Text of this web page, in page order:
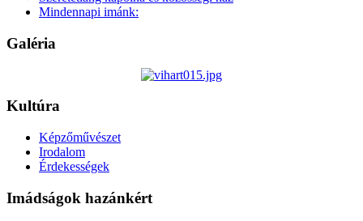
Mindennapi imánk:
Galéria
Kultúra
Képzőművészet
Irodalom
Érdekességek
Imádságok hazánkért